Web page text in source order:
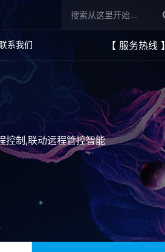
系我们 【 服务热线 】
控制,联动远程管控智能